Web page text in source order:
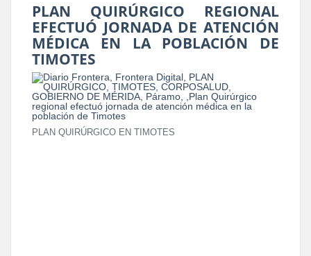
PLAN QUIRÚRGICO REGIONAL
EFECTUÓ JORNADA DE ATENCIÓN
MÉDICA EN LA POBLACIÓN DE
TIMOTES
PLAN QUIRÚRGICO EN TIMOTES